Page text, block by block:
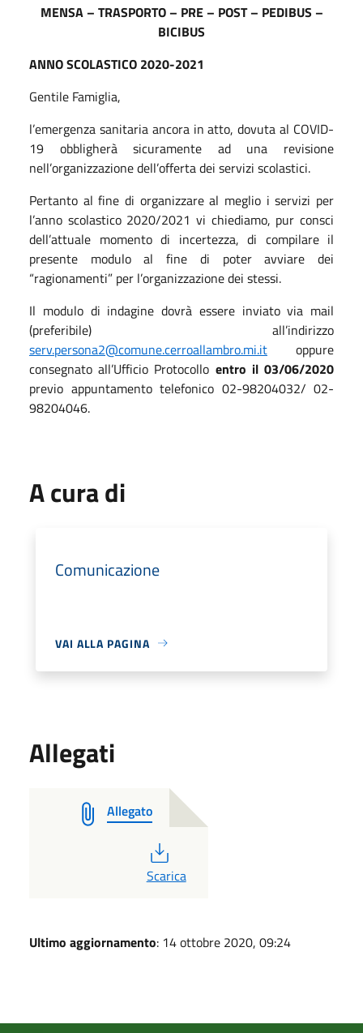
MENSA – TRASPORTO – PRE – POST – PEDIBUS –
BICIBUS
ANNO SCOLASTICO 2020-2021
Gentile Famiglia,
l’emergenza sanitaria ancora in atto, dovuta al COVID-
19 obbligherà sicuramente ad una revisione
nell’organizzazione dell’offerta dei servizi scolastici.
Pertanto al fine di organizzare al meglio i servizi per
l’anno scolastico 2020/2021 vi chiediamo, pur consci
dell’attuale momento di incertezza, di compilare il
presente modulo al fine di poter avviare dei
“ragionamenti” per l’organizzazione dei stessi.
Il modulo di indagine dovrà essere inviato via mail
(preferibile) all’indirizzo
serv.persona2@comune.cerroallambro.mi.it oppure
consegnato all’Ufficio Protocollo entro il03/06/2020
previo appuntamento telefonico 02-98204032/ 02-
98204046.
A cura di
Comunicazione
VAI ALLA PAGINA
Allegati
Allegato
PDF
Scarica
Ultimo aggiornamento: 14 ottobre 2020, 09:24